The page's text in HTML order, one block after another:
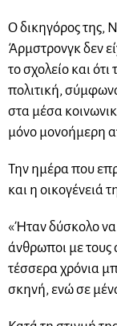
Ο δικηγόρος της,
Άρμστρονγκ δεν
το σχολείο και ότι
πολιτική,
στα μέσα
μόνο μονοήμερη
Την ημέρα που
και η οικογένειά
«Ήταν δύσκολο να
άνθρωποι με τους
τέσσερα χρόνια
σκηνή, ενώ σε